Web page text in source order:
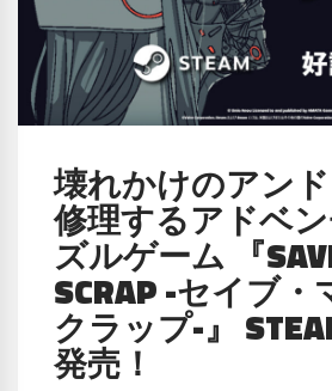
壊れかけのアン
修理するアドベ
ズルゲーム 『
SCRAP -セイブ・
クラップ-』
発売！